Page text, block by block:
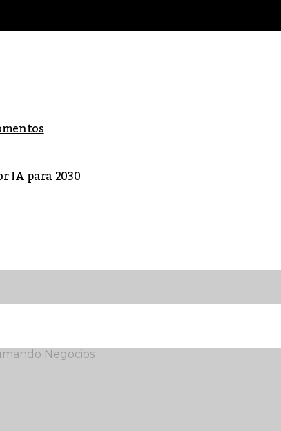
IA para 2030
Negocios